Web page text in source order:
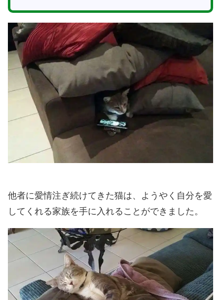
他者に愛情注ぎ続けてきた猫は、ようやく自分を愛
してくれる家族を手に入れることができました。